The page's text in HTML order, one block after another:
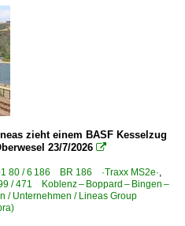
und Kunstbauten
zieht einem BASF Kesselzug
23/7/2026 
80 / 6 186 BR 186 ·Traxx MS2e·,
/ 471 Koblenz – Boppard – Bingen –
/ Unternehmen / Lineas Group